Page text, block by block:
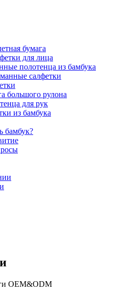
бумага
для лица
полотенца из бамбука
салфетки
большого рулона
для рук
из бамбука
бамбук?
OEM&ODM